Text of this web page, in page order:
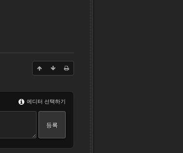
에디터 선택하기